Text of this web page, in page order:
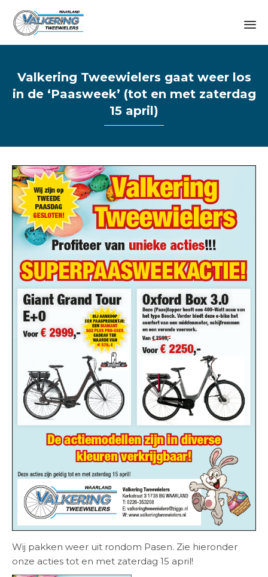
Valkering Tweewielers gaat weer los
in de ‘Paasweek’ (tot en met zaterdag
15 april)
Wij pakken weer uit rondom Pasen. Zie hieronder
onze acties tot en met zaterdag 15 april!